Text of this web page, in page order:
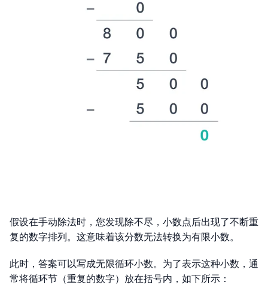
假设在手动除法时，您发现除不尽，小数点后出现了不断重
复的数字排列。这意味着该分数无法转换为有限小数。
此时，答案可以写成无限循环小数。为了表示这种小数，通
常将循环节（重复的数字）放在括号内，如下所示：